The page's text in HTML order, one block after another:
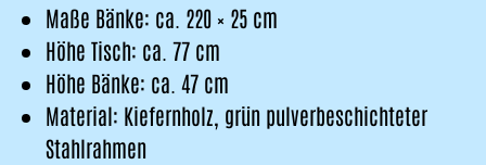
Maße Bänke: ca. 220 × 25 cm
Höhe Tisch: ca. 77 cm
Höhe Bänke: ca. 47 cm
Material: Kiefernholz, grün pulverbeschichteter
Stahlrahmen